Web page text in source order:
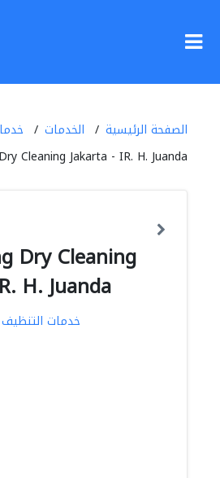
الصفحة الرئيسية الخدمات
Cleaning Jakarta - IR. H. Juanda
Dry Cleaning
H. Juanda
خدمات التنظيف